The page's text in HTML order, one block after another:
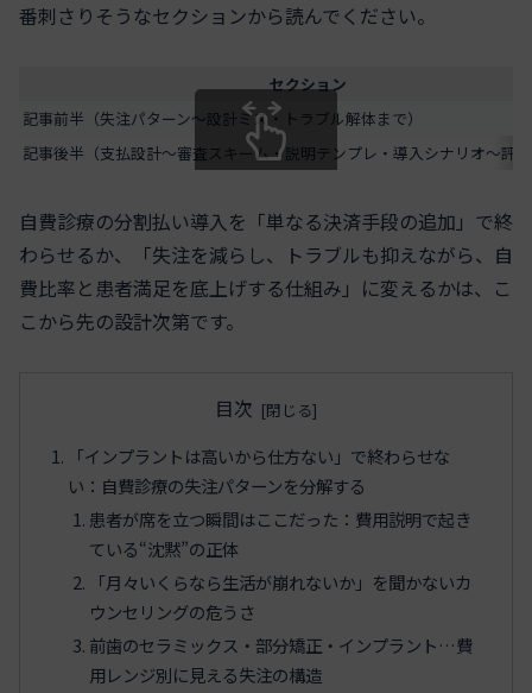
番刺さりそうなセクションから読んでください。
セクション
記事前半（失注パターン〜設計ミス・トラブル解体まで）
記事後半（支払設計〜審査スキーム・説明テンプレ・導入シナリオ〜評
スクロールできます
自費診療の分割払い導入を「単なる決済手段の追加」で終
わらせるか、「失注を減らし、トラブルも抑えながら、自
費比率と患者満足を底上げする仕組み」に変えるかは、こ
こから先の設計次第です。
目次
「インプラントは高いから仕方ない」で終わらせな
い：自費診療の失注パターンを分解する
患者が席を立つ瞬間はここだった：費用説明で起き
ている“沈黙”の正体
「月々いくらなら生活が崩れないか」を聞かないカ
ウンセリングの危うさ
前歯のセラミックス・部分矯正・インプラント…費
用レンジ別に見える失注の構造